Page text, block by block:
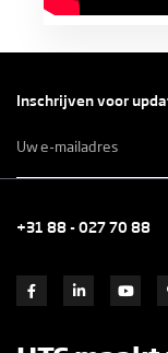
Inschrijven voor
mailadres *
+31 88 - 027 70 88